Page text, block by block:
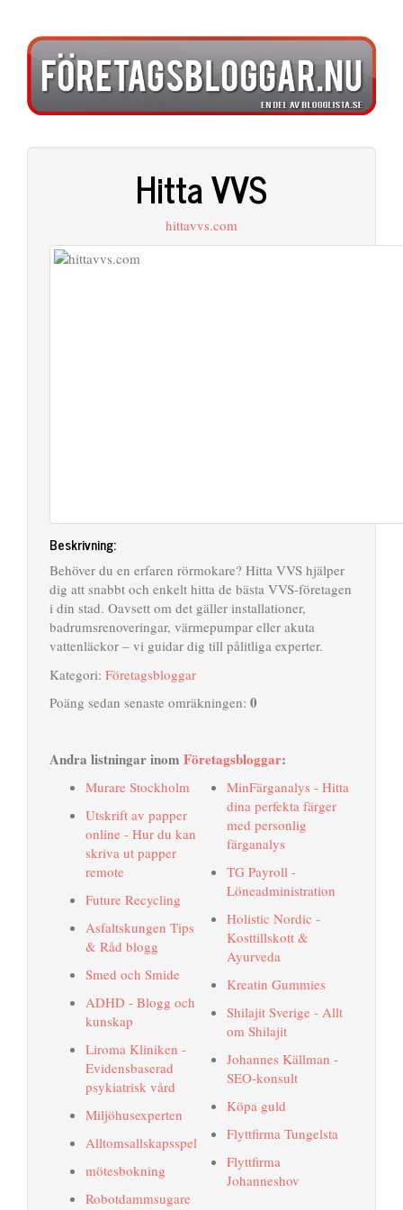
Hitta VVS
hittavvs.com
Beskrivning:
Behöver du en erfaren rörmokare? Hitta VVS hjälper
dig att snabbt och enkelt hitta de bästa VVS-företagen
i din stad. Oavsett om det gäller installationer,
badrumsrenoveringar, värmepumpar eller akuta
vattenläckor – vi guidar dig till pålitliga experter.
Kategori: Företagsbloggar
Poäng sedan senaste omräkningen: 0
Andra listningar inom Företagsbloggar:
Murare Stockholm
Utskrift av papper
online - Hur du kan
skriva ut papper
remote
Future Recycling
Asfaltskungen Tips
& Råd blogg
Smed och Smide
ADHD - Blogg och
kunskap
Liroma Kliniken -
Evidensbaserad
psykiatrisk vård
Miljöhusexperten
Alltomsallskapsspel
mötesbokning
Robotdammsugare
MinFärganalys - Hitta
dina perfekta färger
med personlig
färganalys
TG Payroll -
Löneadministration
Holistic Nordic -
Kosttillskott &
Ayurveda
Kreatin Gummies
Shilajit Sverige - Allt
om Shilajit
Johannes Källman -
SEO-konsult
Köpa guld
Flyttfirma Tungelsta
Flyttfirma
Johanneshov